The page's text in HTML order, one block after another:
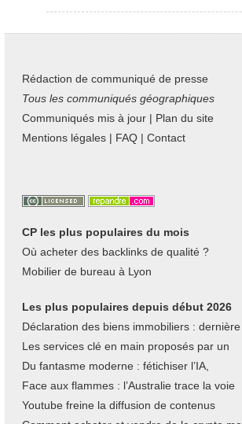
Rédaction de communiqué de presse
Tous les communiqués géographiques
Communiqués mis à jour | Plan du site
Mentions légales | FAQ | Contact
CP les plus populaires du mois
Où acheter des backlinks de qualité ?
Mobilier de bureau à Lyon
Les plus populaires depuis début 2026
Déclaration des biens immobiliers : dernière
Les services clé en main proposés par un
Du fantasme moderne : fétichiser l’IA,
Face aux flammes : l’Australie trace la voie
Youtube freine la diffusion de contenus